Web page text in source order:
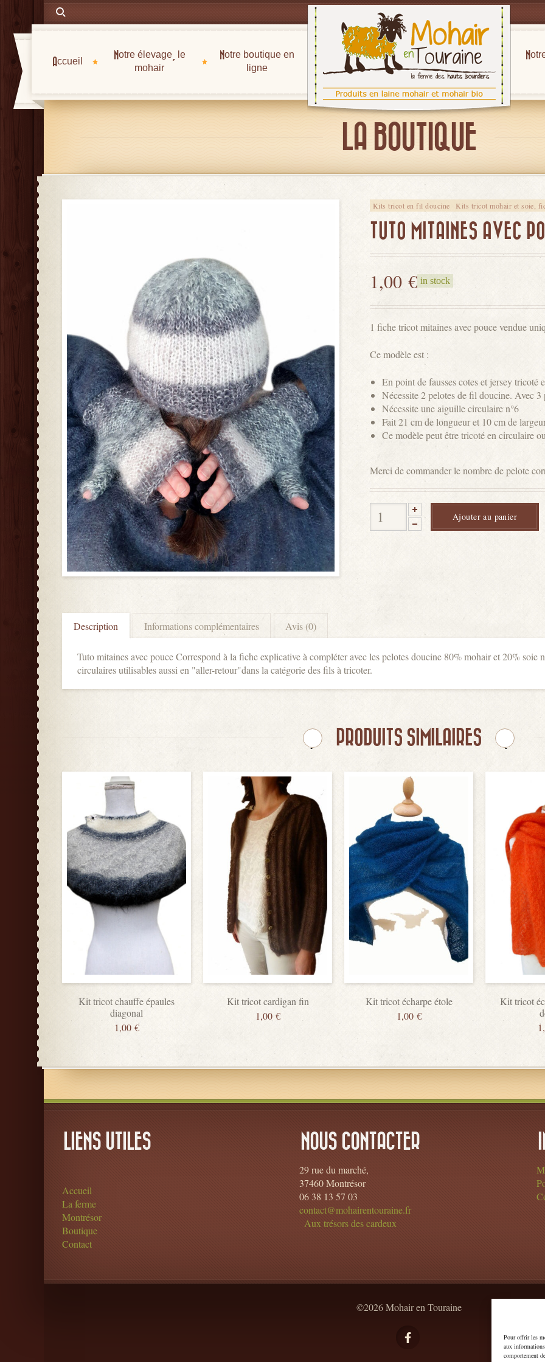
Pour offrir les
aux
comportement
Accueil
Notre élevage, le
mohair
Notre boutique en
ligne
LA BOUTIQUE
Kits tricot en fil doucine Kits tricot mohair et soie,
TUTO MITAINES AVEC
1,00 € in stock
1 fiche tricot mitaines avec pouce vendue
Ce modèle est :
En point de fausses cotes et jersey tricoté
Nécessite 2 pelotes de fil doucine. Avec
Nécessite une aiguille circulaire n°6
Fait 21 cm de longueur et 10 cm de
Ce modèle peut être tricoté en circulaire
Merci de commander le nombre de pelote
Ajouter au panier
Description Informations complémentaires Avis (0)
Tuto mitaines avec pouce Correspond à la fiche explicative à compléter avec les pelotes doucine 80% mohair et 20% soie
circulaires utilisables aussi en "aller-retour"dans la catégorie des fils à tricoter.
PRODUITS SIMILAIRES
Kit tricot chauffe épaules
diagonal
1,00 €
Kit tricot cardigan fin
1,00 €
Kit tricot écharpe étole
1,00 €
Kit tricot
LIENS UTILES
Accueil
La ferme
Montrésor
Boutique
Contact
NOUS CONTACTER
29 rue du marché,
37460 Montrésor
06 38 13 57 03
contact@mohairentouraine.fr
Aux trésors des cardeux
©2026 Mohair en Touraine